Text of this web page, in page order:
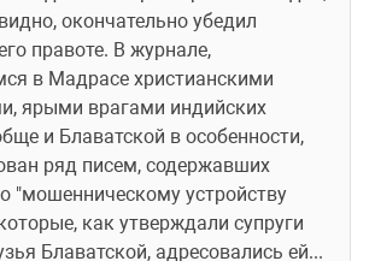
окончательно убедил
правоте. В журнале,
в Мадрасе христианскими
ярыми врагами индийских
и Блаватской в особенности,
ряд писем, содержавших
"мошенническому устройству
как утверждали супруги
Блаватской, адресовались ей...